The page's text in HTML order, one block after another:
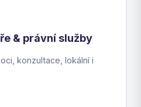
& právní služby
konzultace, lokální i